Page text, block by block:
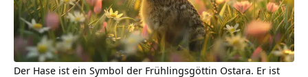
Der Hase ist ein Symbol der Frühlingsgöttin Ostara. Er ist